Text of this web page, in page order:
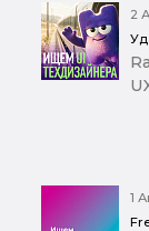
2
1